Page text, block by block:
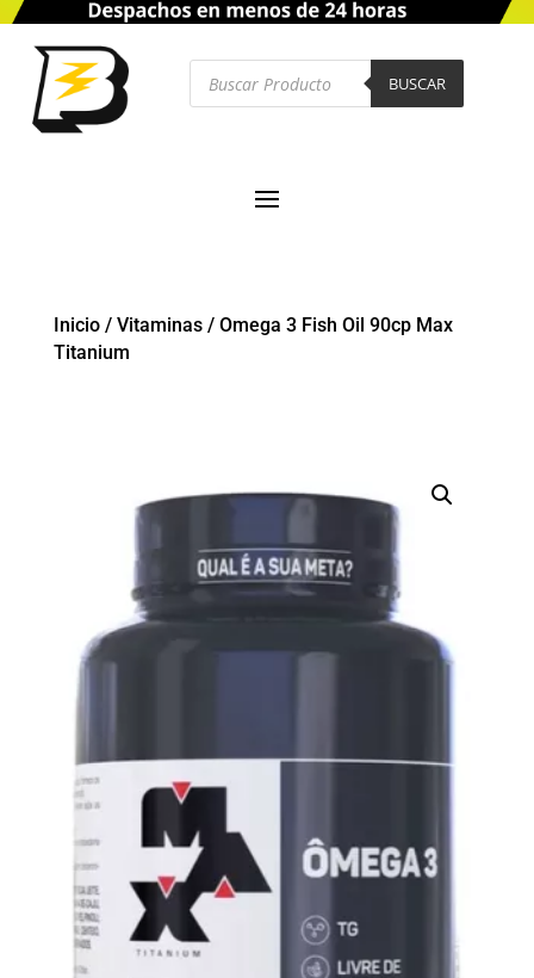
Búsqueda
productos
BUSCAR
Inicio/ Vitaminas/ Omega 3 Fish Oil 90cp Max
Titanium